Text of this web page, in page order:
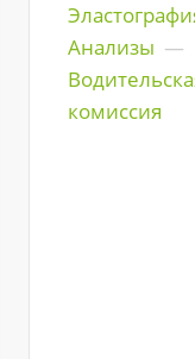
Анализы —
комиссия